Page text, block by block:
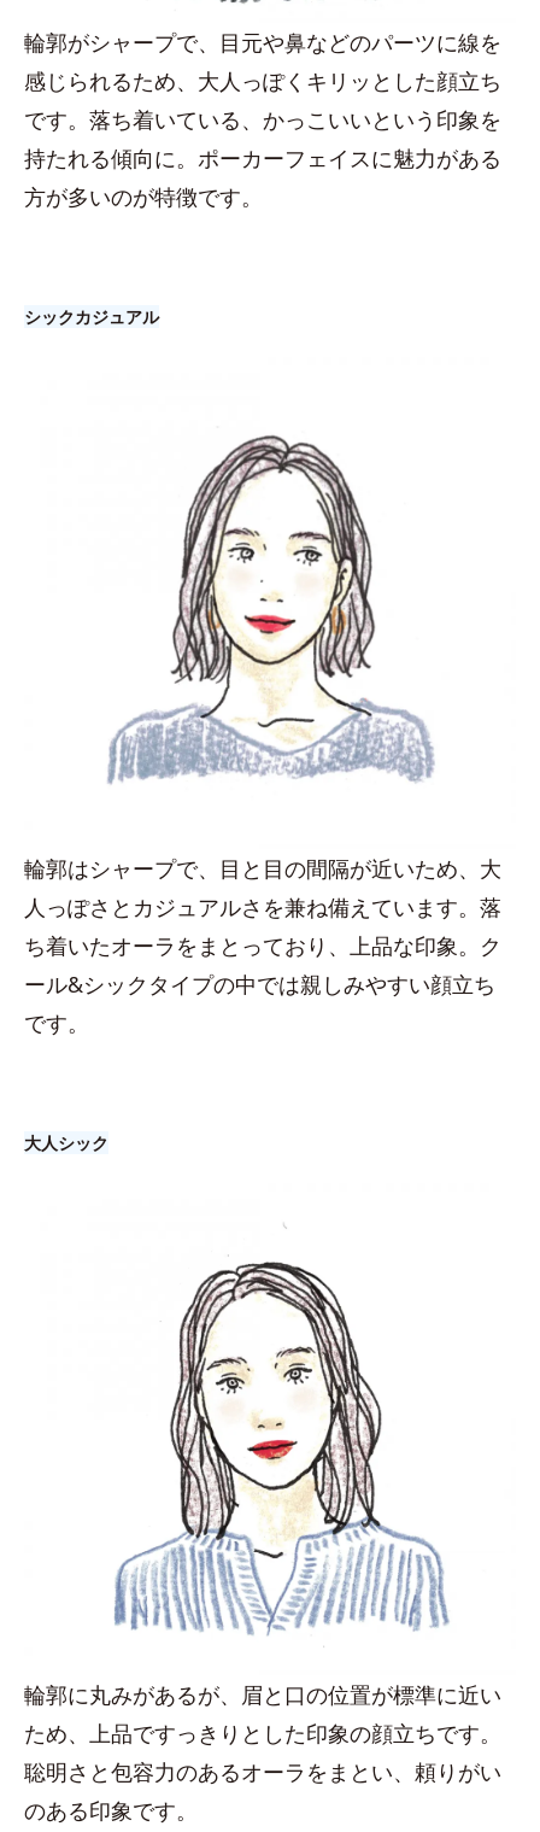
輪郭がシャープで、目元や鼻などのパーツに線を
感じられるため、大人っぽくキリッとした顔立ち
です。落ち着いている、かっこいいという印象を
持たれる傾向に。ポーカーフェイスに魅力がある
方が多いのが特徴です。
シックカジュアル
輪郭はシャープで、目と目の間隔が近いため、大
人っぽさとカジュアルさを兼ね備えています。落
ち着いたオーラをまとっており、上品な印象。ク
ール&シックタイプの中では親しみやすい顔立ち
です。
大人シック
輪郭に丸みがあるが、眉と口の位置が標準に近い
ため、上品ですっきりとした印象の顔立ちです。
聡明さと包容力のあるオーラをまとい、頼りがい
のある印象です。